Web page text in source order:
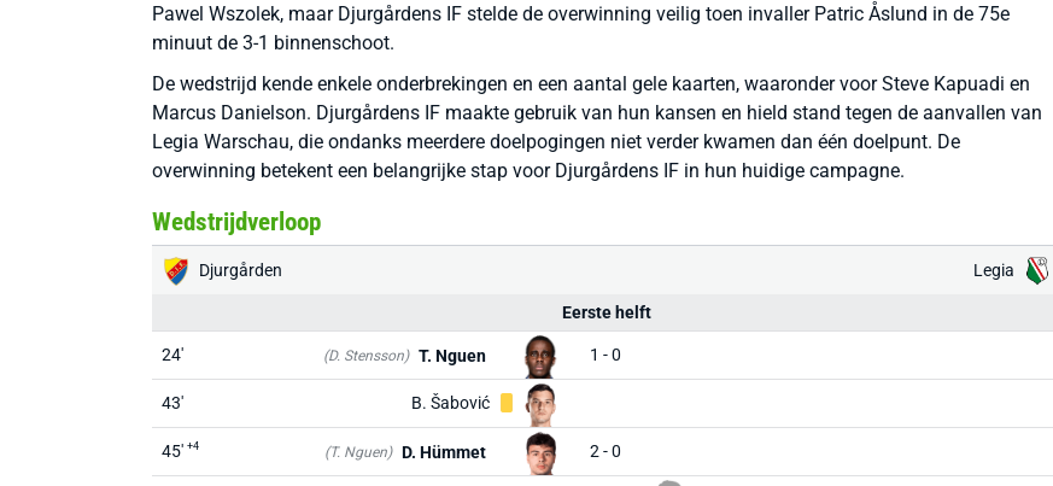
Pawel Wszolek, maar Djurgårdens IF stelde de overwinning veilig toen invaller Patric Åslund in de 75e
minuut de 3-1 binnenschoot.
De wedstrijd kende enkele onderbrekingen en een aantal gele kaarten, waaronder voor Steve Kapuadi en
Marcus Danielson. Djurgårdens IF maakte gebruik van hun kansen en hield stand tegen de aanvallen van
Legia Warschau, die ondanks meerdere doelpogingen niet verder kwamen dan één doelpunt. De
overwinning betekent een belangrijke stap voor Djurgårdens IF in hun huidige campagne.
Wedstrijdverloop
Djurgården Legia
Eerste helft
24' (D. Stensson) T. Nguen 1 - 0
43' B. Šabović
45' +4 (T. Nguen) D. Hümmet 2 - 0